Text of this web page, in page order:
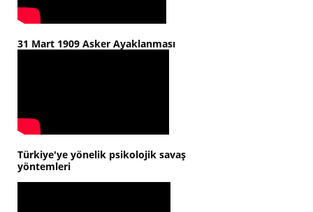
31 Mart 1909 Asker Ayaklanması
Türkiye'ye yönelik psikolojik savaş
yöntemleri